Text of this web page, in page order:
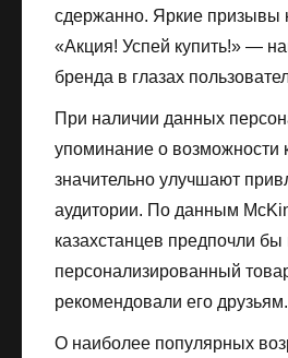
сдержанно. Яркие призывы
«Акция! Успей купить!» —
бренда в глазах
При наличии данных
упоминание о возможности
значительно улучшают
аудитории. По данным
казахстанцев предпочли бы
персонализированный
рекомендовали его друзьям.
О наиболее популярных